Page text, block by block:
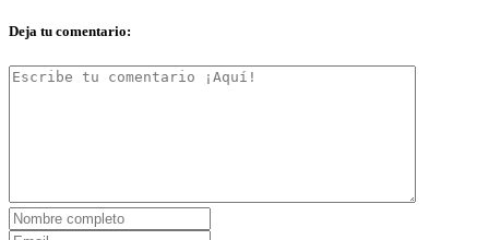
Deja tu comentario: